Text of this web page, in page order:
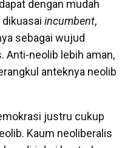
dengan mudah
incumbent,
sebagai wujud
Anti-neolib lebih aman,
anteknya neolib
justru cukup
Kaum neoliberalis